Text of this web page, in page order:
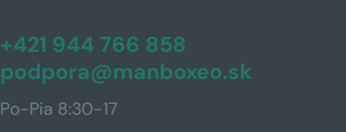
+421 944 766 858
podpora@manboxeo.sk
Po-Pia 8:30-17